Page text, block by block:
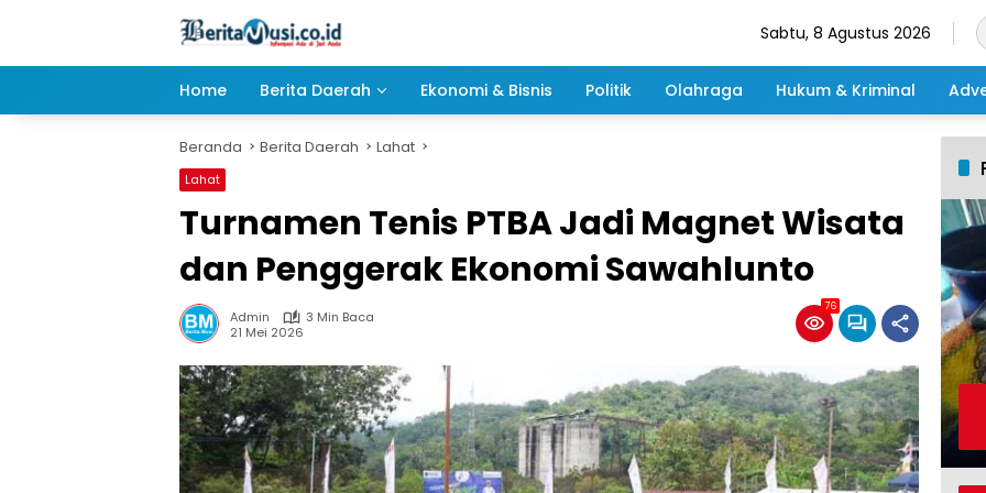
Sabtu, 8 Agustus 2026
Home Berita Daerah Ekonomi & Bisnis Politik Olahraga Hukum & Kriminal
Beranda Berita Daerah Lahat
Lahat
Turnamen Tenis PTBA Jadi Magnet Wisata
dan Penggerak Ekonomi Sawahlunto
Admin
3 Min Baca
21 Mei 2026
76